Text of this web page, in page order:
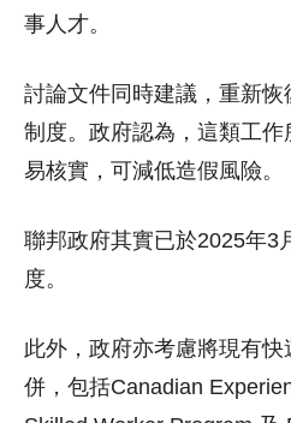
事人才。
討論文件同時建議，重新
制度。政府認為，這類工
易核實，可減低造假風險。
聯邦政府其實已於2025年3
度。
此外，政府亦考慮將現有
併，包括Canadian